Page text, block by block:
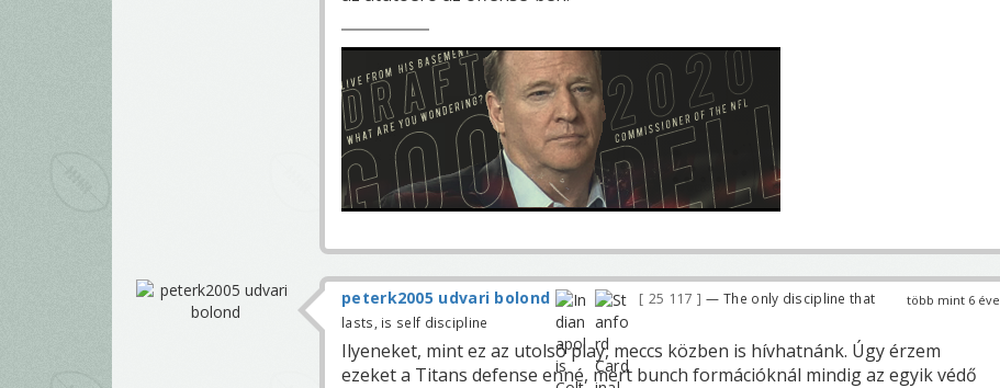
több mint 6 éve
peterk2005 udvari bolond 25 117
— The only discipline that
lasts, is self discipline
Ilyeneket, mint ez az utolsó play, meccs közben is hívhatnánk. Úgy érzem
ezeket a Titans defense enné, mert bunch formációknál mindig az egyik védő